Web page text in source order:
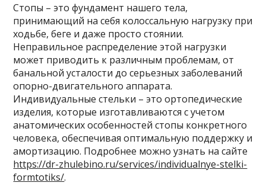
Стопы – это фундамент нашего тела,
принимающий на себя колоссальную нагрузку при
ходьбе, беге и даже просто стоянии.
Неправильное распределение этой нагрузки
может приводить к различным проблемам, от
банальной усталости до серьезных заболеваний
опорно-двигательного аппарата.
Индивидуальные стельки – это ортопедические
изделия, которые изготавливаются с учетом
анатомических особенностей стопы конкретного
человека, обеспечивая оптимальную поддержку и
амортизацию. Подробнее можно узнать на сайте
https://dr-zhulebino.ru/services/individualnye-stelki-
formtotiks/.